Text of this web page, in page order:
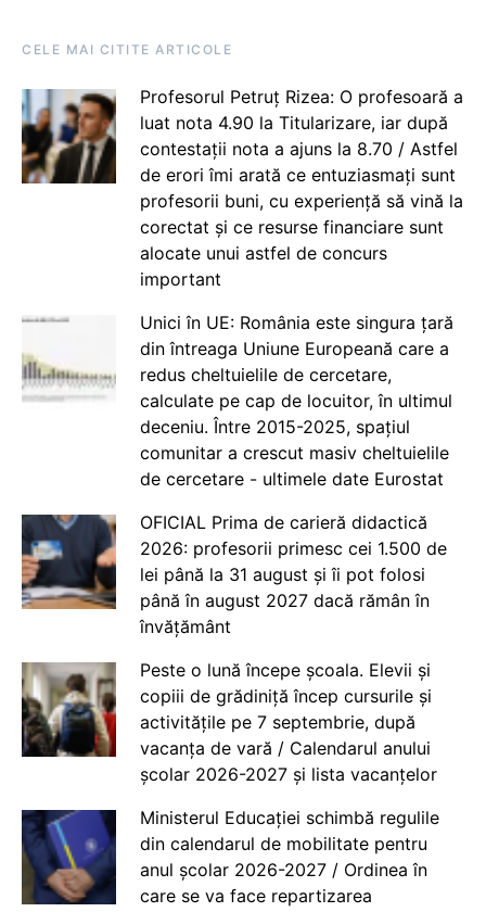
CELE MAI CITITE ARTICOLE
Profesorul Petruț Rizea: O profesoară a
luat nota 4.90 la Titularizare, iar după
contestații nota a ajuns la 8.70 / Astfel
de erori îmi arată ce entuziasmați sunt
profesorii buni, cu experiență să vină la
corectat și ce resurse financiare sunt
alocate unui astfel de concurs
important
Unici în UE: România este singura țară
din întreaga Uniune Europeană care a
redus cheltuielile de cercetare,
calculate pe cap de locuitor, în ultimul
deceniu. Între 2015-2025, spațiul
comunitar a crescut masiv cheltuielile
de cercetare - ultimele date Eurostat
OFICIAL Prima de carieră didactică
2026: profesorii primesc cei 1.500 de
lei până la 31 august și îi pot folosi
până în august 2027 dacă rămân în
învățământ
Peste o lună începe școala. Elevii și
copiii de grădiniță încep cursurile și
activitățile pe 7 septembrie, după
vacanța de vară / Calendarul anului
școlar 2026-2027 și lista vacanțelor
Ministerul Educației schimbă regulile
din calendarul de mobilitate pentru
anul școlar 2026-2027 / Ordinea în
care se va face repartizarea